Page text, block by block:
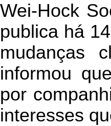
Wei-Hock
publica há
mudanças
informou
por
interesses